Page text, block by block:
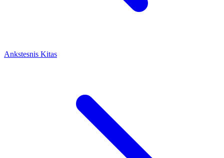
Ankstesnis Kitas